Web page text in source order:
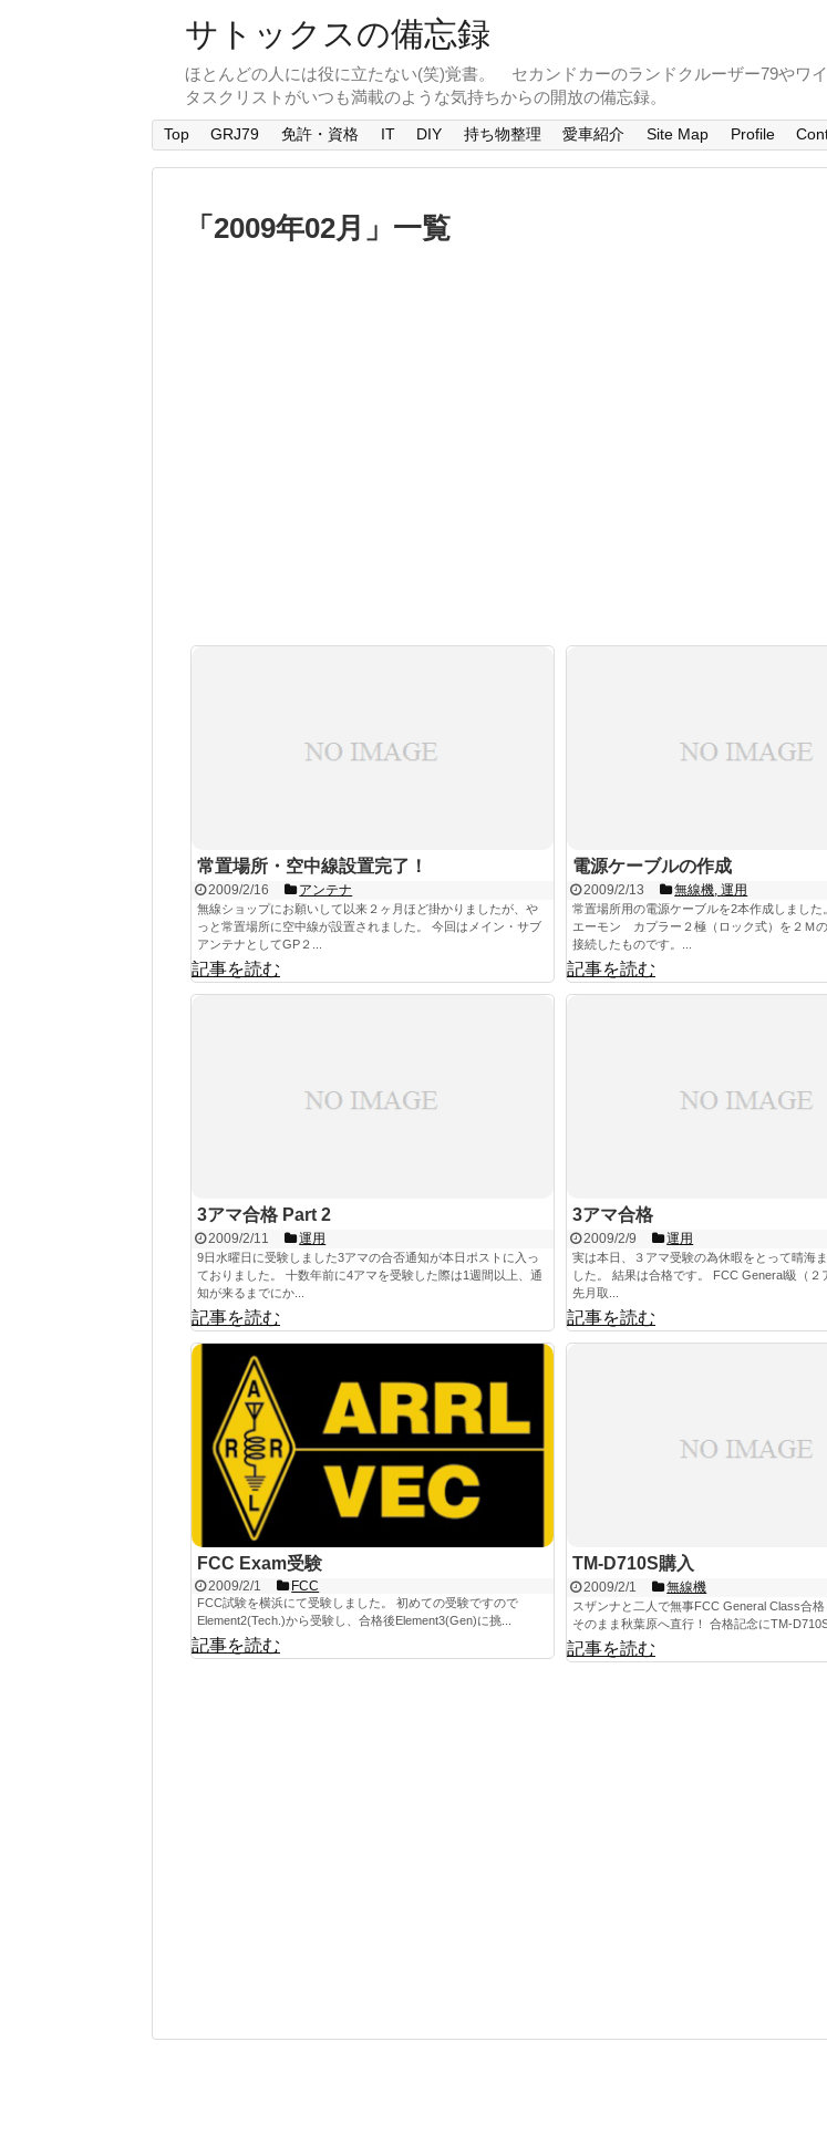
サトックスの備忘録
ほとんどの人には役に立たない(笑)覚書。 セカンドカーのランドクルーザー79やワ
タスクリストがいつも満載のような気持ちからの開放の備忘録。
Top GRJ79 免許・資格 IT DIY 持ち物整理 愛車紹介 Site Map Profile
「 2009年02月 」 一覧
常置場所・空中線設置完了！
2009/2/16 アンテナ
無線ショップにお願いして以来２ヶ月ほど掛かりましたが、や
っと常置場所に空中線が設置されました。 今回はメイン・サブ
アンテナとしてGP２...
記事を読む
電源ケーブルの作成
2009/2/13 無線機 ,運用
常置場所用の電源ケーブルを2本作成しました
エーモン カプラー２極（ロック式）を２Ｍ
接続したものです。...
記事を読む
3アマ合格 Part 2
2009/2/11 運用
9日水曜日に受験しました3アマの合否通知が本日ポストに入っ
ておりました。 十数年前に4アマを受験した際は1週間以上、通
知が来るまでにか...
記事を読む
3アマ合格
2009/2/9 運用
実は本日、３アマ受験の為休暇をとって晴海
した。 結果は合格です。 FCC General級（２
先月取...
記事を読む
FCC Exam受験
2009/2/1 FCC
FCC試験を横浜にて受験しました。 初めての受験ですので
Element2(Tech.)から受験し、合格後Element3(Gen)に挑...
記事を読む
TM-D710S購入
2009/2/1 無線機
スザンナと二人で無事FCC General Class合
そのまま秋葉原へ直行！ 合格記念にTM-D710S
記事を読む